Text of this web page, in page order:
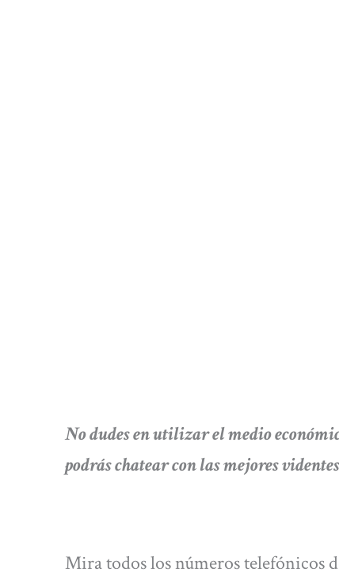
No dudes en utilizar el medio
podrás chatear con las mejores
Mira todos los números telefónicos